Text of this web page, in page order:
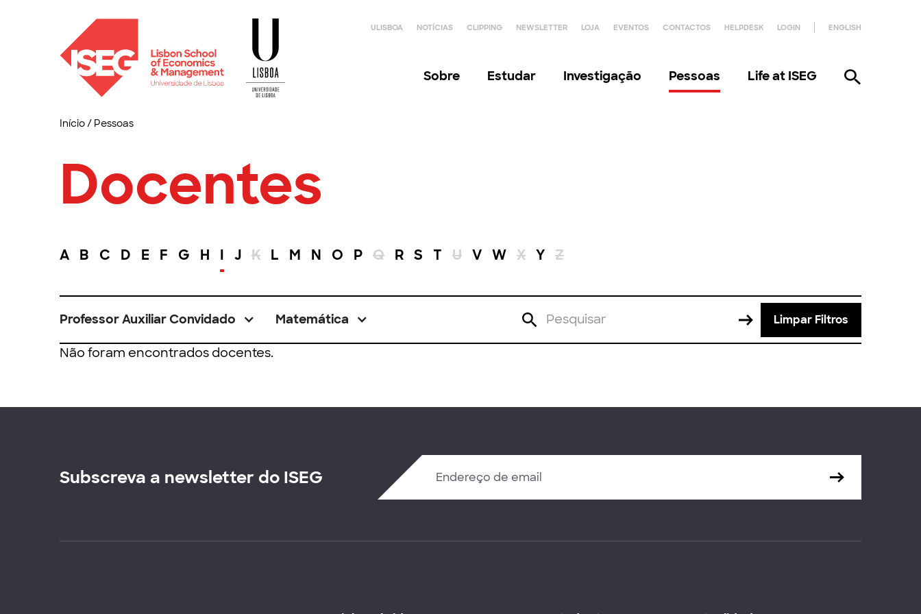
ULISBOA NOTÍCIAS CLIPPING NEWSLETTER LOJA EVENTOS CONTACTOS HELPDESK LOGIN ENGLISH
Sobre Estudar Investigação Pessoas Life at ISEG
Início/ Pessoas
Docentes
A B C D E F G H I J K L M N O P Q R S T U V W X Y Z
Professor Auxiliar Convidado Matemática Limpar Filtros
Não foram encontrados docentes.
Subscreva a newsletter do ISEG